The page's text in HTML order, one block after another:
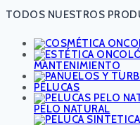
TODOS NUESTROS
MANTENIMIENTO
PELUCAS
PELO NATURAL